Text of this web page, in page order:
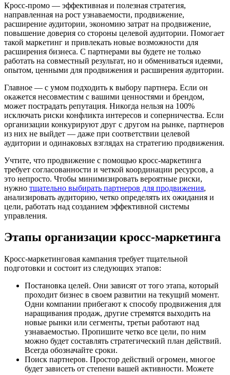
Кросс-промо — эффективная и полезная стратегия,
направленная на рост узнаваемости, продвижение,
расширение аудитории, экономию затрат на продвижение,
повышение доверия со стороны целевой аудитории. Помогает
такой маркетинг и привлекать новые возможности для
расширения бизнеса. С партнерами вы будете не только
работать на совместный результат, но и обмениваться идеями,
опытом, ценными для продвижения и расширения аудитории.
Главное — с умом подходить к выбору партнера. Если он
окажется несовместим с вашими ценностями и брендом,
может пострадать репутация. Никогда нельзя на 100%
исключать риски конфликта интересов и соперничества. Если
организации конкурируют друг с другом на рынке, партнеров
из них не выйдет — даже при соответствии целевой
аудитории и одинаковых взглядах на стратегию продвижения.
Учтите, что продвижение с помощью кросс-маркетинга
требует согласованности и четкой координации ресурсов, а
это непросто. Чтобы минимизировать вероятные риски,
нужно тщательно выбирать партнеров для продвижения,
анализировать аудиторию, четко определять их ожидания и
цели, работать над созданием эффективной системы
управления.
Этапы организации кросс-маркетинга
Кросс-маркетинговая кампания требует тщательной
подготовки и состоит из следующих этапов:
Постановка целей. Они зависят от того этапа, который
проходит бизнес в своем развитии на текущий момент.
Одни компании прибегают к способу продвижения для
наращивания продаж, другие стремятся выходить на
новые рынки или сегменты, третьи работают над
узнаваемостью. Пропишите четко все цели, по ним
можно будет составлять стратегический план действий.
Всегда обозначайте сроки.
Поиск партнеров. Простор действий огромен, многое
будет зависеть от степени вашей активности. Можете